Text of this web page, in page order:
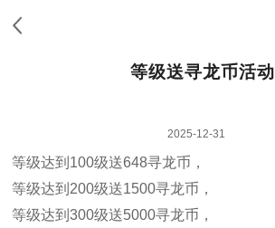
等级送寻龙币活动
2025-12-31
等级达到100级送648寻龙币，
等级达到200级送1500寻龙币，
等级达到300级送5000寻龙币，